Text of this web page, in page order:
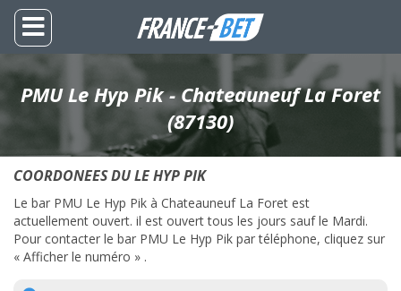
PMU Le Hyp Pik - Chateauneuf La Foret
(87130)
COORDONEES DU LE HYP PIK
Le bar PMU Le Hyp Pik à Chateauneuf La Foret est
actuellement ouvert. il est ouvert tous les jours sauf le Mardi.
Pour contacter le bar PMU Le Hyp Pik par téléphone, cliquez sur
« Afficher le numéro » .